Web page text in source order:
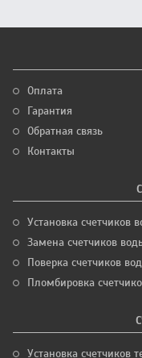
Оплата
Гарантия
Обратная связь
Контакты
Установка счетчиков
Замена счетчиков
Поверка счетчиков
Пломбировка
Установка счетчиков